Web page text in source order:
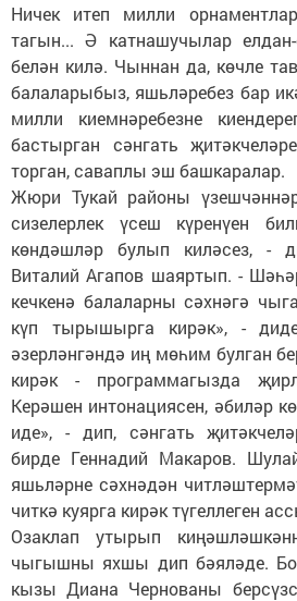
Ничек итеп милли
тагын... Ә катнашучылар
белән килә. Чыннан да, көчле
балаларыбыз, яшьләребез бар
милли киемнәребезне
бастырган сәнгать
торган, саваплы эш башкаралар.
Жюри Тукай районы
сизелерлек үсеш күренүен
көндәшләр булып киләсез, -
Виталий Агапов шаяртып. -
кечкенә балаларны сәхнәгә
күп тырышырга кирәк», -
әзерләнгәндә иң мөһим булган
кирәк - программагызда
Керәшен интонациясен, әбиләр
иде», - дип, сәнгать
бирде Геннадий Макаров.
яшьләрне сәхнәдән
читкә куярга кирәк түгеллеген
Озаклап утырып
чыгышны яхшы дип бәяләде.
кызы Диана Чернованы